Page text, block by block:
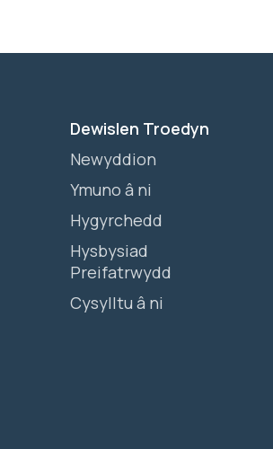
Dewislen Troedyn
Newyddion
Ymuno â ni
Hygyrchedd
Hysbysiad
Preifatrwydd
Cysylltu â ni